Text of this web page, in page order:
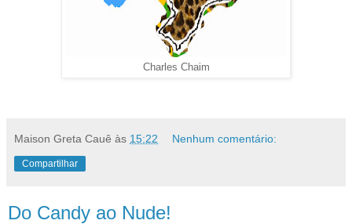
Charles Chaim
Maison Greta Cauê às 15:22 Nenhum comentário:
Compartilhar
Do Candy ao Nude!